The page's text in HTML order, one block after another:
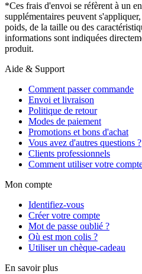
*Ces frais d'envoi se réfèrent à un
supplémentaires peuvent
poids, de la taille ou des
informations sont indiquées
produit.
Aide & Support
Comment passer commande
Envoi et livraison
Politique de retour
Modes de paiement
Promotions et bons d'achat
Vous avez d'autres questions ?
Clients professionnels
Comment utiliser votre
Mon compte
Identifiez-vous
Créer votre compte
Mot de passe oublié ?
Où est mon colis ?
Utiliser un chèque-cadeau
En savoir plus